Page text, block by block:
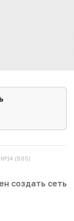
№14 (885)
создать сеть